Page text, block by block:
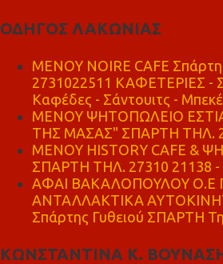
ΟΔΗΓΟΣ ΛΑΚΩΝΙΑΣ
MENOY NOIRE CAFE
2731022511 ΚΑΦΕΤΕΡΙΕΣ
Καφέδες - Σάντουιτς -
ΜΕΝΟΥ ΨΗΤΟΠΩΛΕΙΟ
ΤΗΣ ΜΑΣΑΣ" ΣΠΑΡΤΗ ΤΗΛ.
ΜΕΝΟΥ HISTORY CAFE &
ΣΠΑΡΤΗ ΤΗΛ. 27310 21138 -
ΑΦΑΙ ΒΑΚΑΛΟΠΟΥΛΟΥ Ο.Ε
ΑΝΤΑΛΛΑΚΤΙΚΑ
Σπάρτης Γυθειού ΣΠΑΡΤΗ
ΚΩΝΣΤΑΝΤΙΝΑ Κ.